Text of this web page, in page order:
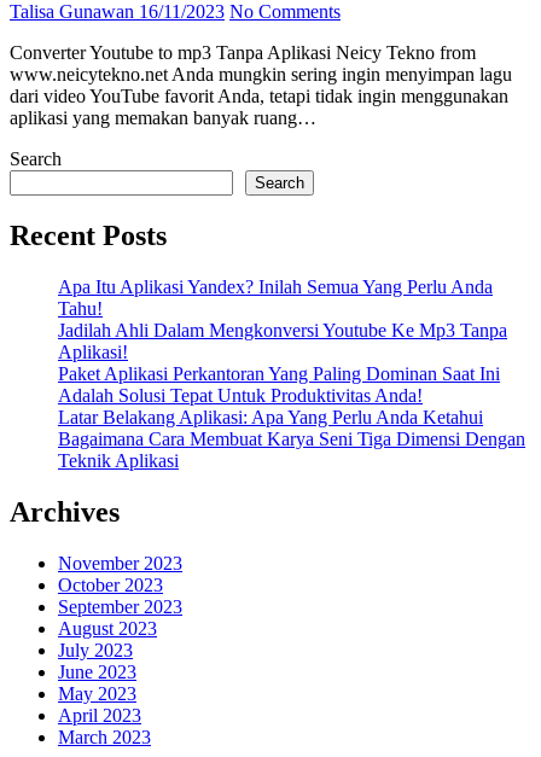
Talisa Gunawan 16/11/2023 No Comments
Converter Youtube to mp3 Tanpa Aplikasi Neicy Tekno from
www.neicytekno.net Anda mungkin sering ingin menyimpan lagu
dari video YouTube favorit Anda, tetapi tidak ingin menggunakan
aplikasi yang memakan banyak ruang…
Search
Search
Recent Posts
Apa Itu Aplikasi Yandex? Inilah Semua Yang Perlu Anda
Tahu!
Jadilah Ahli Dalam Mengkonversi Youtube Ke Mp3 Tanpa
Aplikasi!
Paket Aplikasi Perkantoran Yang Paling Dominan Saat Ini
Adalah Solusi Tepat Untuk Produktivitas Anda!
Latar Belakang Aplikasi: Apa Yang Perlu Anda Ketahui
Bagaimana Cara Membuat Karya Seni Tiga Dimensi Dengan
Teknik Aplikasi
Archives
November 2023
October 2023
September 2023
August 2023
July 2023
June 2023
May 2023
April 2023
March 2023